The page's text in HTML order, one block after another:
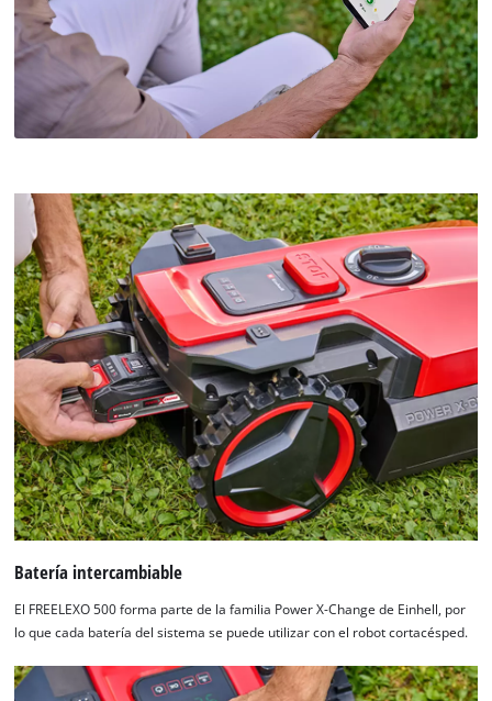
Batería intercambiable
El FREELEXO 500 forma parte de la familia Power X-Change de Einhell, por
lo que cada batería del sistema se puede utilizar con el robot cortacésped.